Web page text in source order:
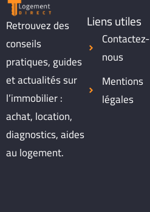
Retrouvez des
conseils
pratiques, guides
et actualités sur
l’immobilier :
achat, location,
diagnostics, aides
au logement.
Liens utiles
Contactez-
nous
Mentions
légales